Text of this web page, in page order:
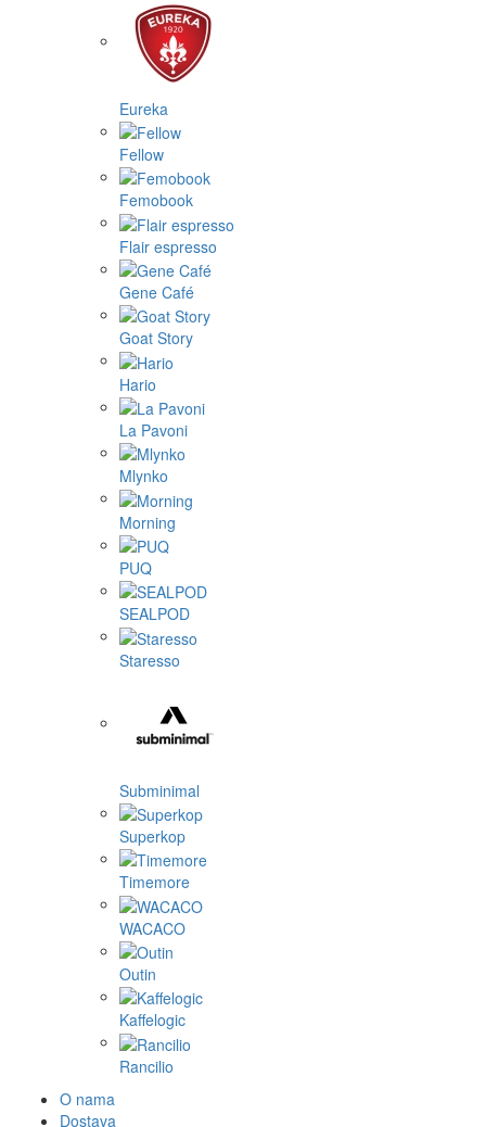
Eureka
Fellow
Femobook
Flair espresso
Gene Café
Goat Story
Hario
La Pavoni
Mlynko
Morning
PUQ
SEALPOD
Staresso
Subminimal
Superkop
Timemore
WACACO
Outin
Kaffelogic
Rancilio
O nama
Dostava